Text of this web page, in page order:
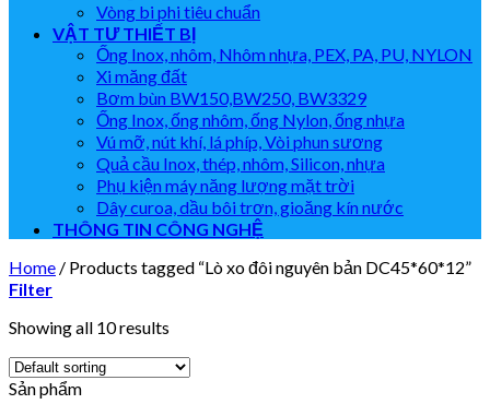
Vòng bi phi tiêu chuẩn
VẬT TƯ THIẾT BỊ
Ống Inox, nhôm, Nhôm nhựa, PEX, PA, PU, NYLON
Xi măng đất
Bơm bùn BW150,BW250, BW3329
Ống Inox, ống nhôm, ống Nylon, ống nhựa
Vú mỡ, nút khí, lá phíp, Vòi phun sương
Quả cầu Inox, thép, nhôm, Silicon, nhựa
Phụ kiện máy năng lượng mặt trời
Dây curoa, dầu bôi trơn, gioăng kín nước
THÔNG TIN CÔNG NGHỆ
Home / Products tagged “Lò xo đôi nguyên bản DC45*60*12”
Filter
Showing all 10 results
Sản phẩm